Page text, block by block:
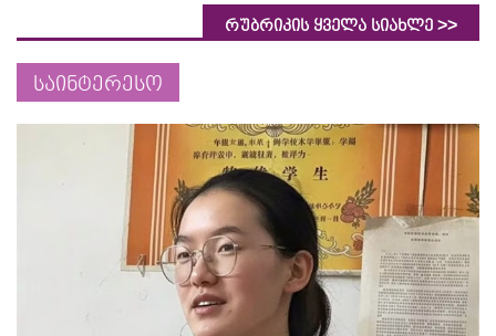
რუბრიკის ყველა სიახლე >>
საინტერესო